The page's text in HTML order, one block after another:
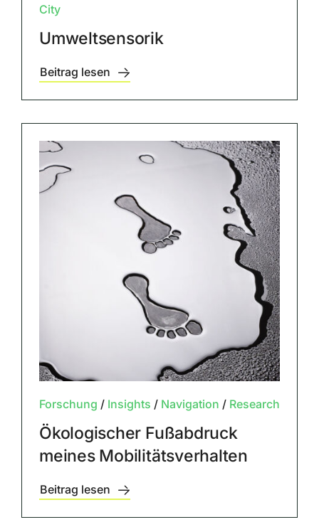
City
Umweltsensorik
Beitrag lesen
Forschung / Insights / Navigation / Research
Ökologischer Fußabdruck
meines Mobilitätsverhalten
Beitrag lesen